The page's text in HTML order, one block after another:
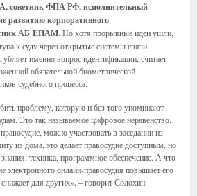
советник ФПА РФ, исполнительный
развитию корпоративного
АБ ЕПАМ. Но хотя прорывные идеи ушли,
к суду через открытые системы связи
именно вопрос идентификации, считает
обязательной биометрической
судебного процесса.
проблему, которую и без того упоминают
Это так называемое цифровое неравенство.
можно участвовать в заседании из
из дома, это делает правосудие доступным, но
знания, техника, программное обеспечение. А что
электронного онлайн-правосудия повышает его
для других», – говорит Солохин.